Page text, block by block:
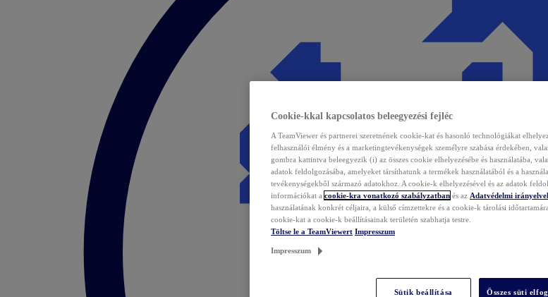
Cookie-kkal kapcsolatos beleegyezési fejléc
A TeamViewer és partnerei szeretnének cookie-kat és hasonló technológiákat
felhasználói élmény és a marketingtevékenységek személyre szabása érdekében,
gombra kattintva beleegyezik (i) az összes cookie elhelyezésébe és használatába,
adatok feldolgozásába, amelyeket társíthatunk a termékek használatából és a
tevékenységekből származó adatokhoz. A cookie-k elhelyezésével és az adatok
információkat a cookie-kra vonatkozó szabályzatban és az Adatvédelmi
használatának konkrét céljaira, a külső címzettekre és a cookie-k tárolási
cookie-kat a cookie-k beállításainak területén szabhatja testre.
Töltse le a TeamViewert Impresszum
Impresszum
Sütik beállítása Összes süti